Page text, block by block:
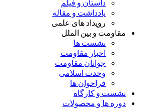
داستان و فیلم
یادداشت و مقاله
رویداد های علمی
مقاومت و بین الملل
نشست ها
اخبار مقاومت
جوانان مقاومت
وحدت اسلامی
فراخوان ها
نشست و کارگاه
دوره ها و محصولات